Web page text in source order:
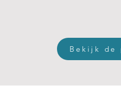
Bekijk de